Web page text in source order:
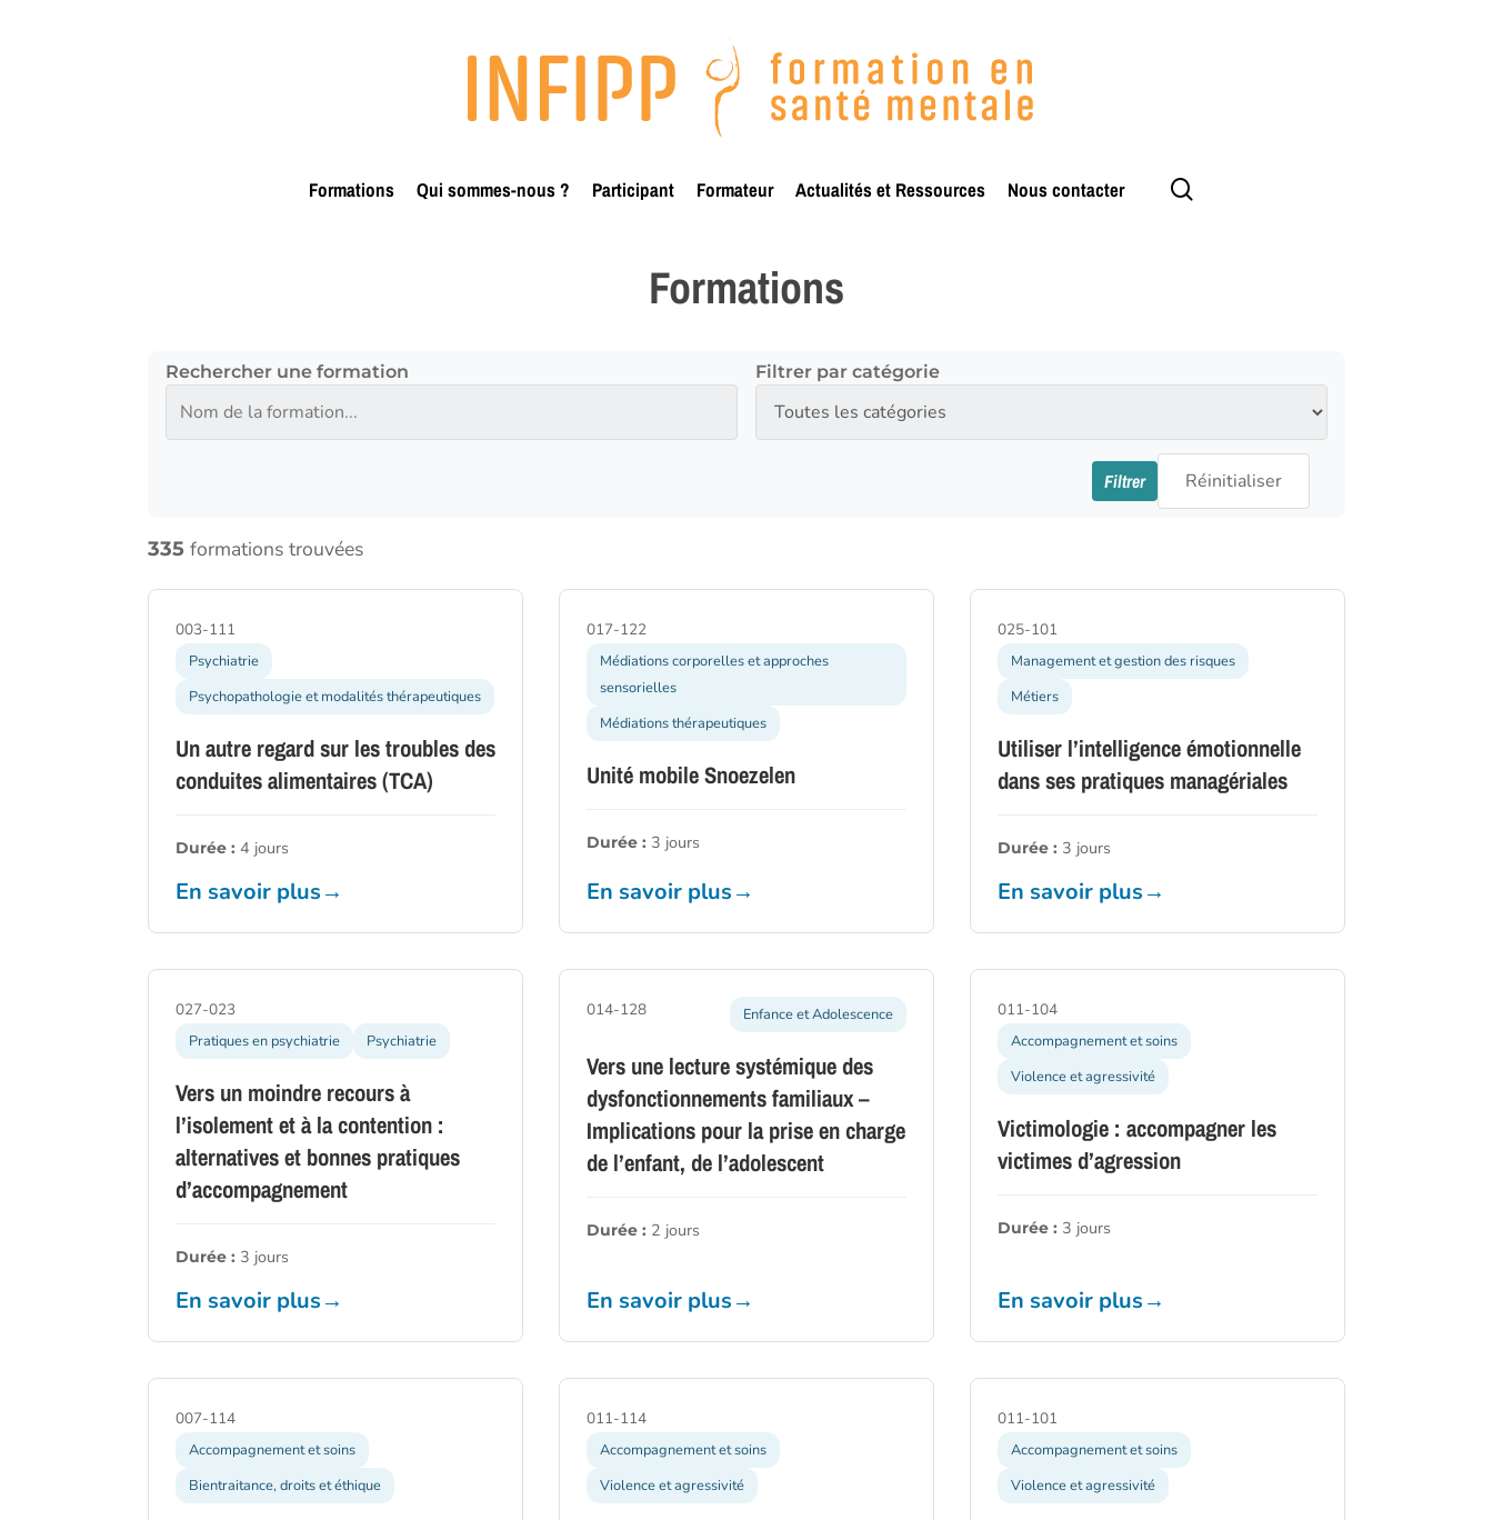
Appuyez sur Entrée pour une recherche ou ESC pour fermer
Formations Qui sommes-nous ? Participant Formateur Actualités et Ressources Nous contacter
Formations
Rechercher une formation Filtrer par catégorie
Filtrer Réinitialiser
335 formations trouvées
003-111
Psychiatrie
Psychopathologie et modalités thérapeutiques
Un autre regard sur les troubles des
conduites alimentaires (TCA)
Durée : 4 jours
En savoir plus→
017-122
Médiations corporelles et approches
sensorielles
Médiations thérapeutiques
Unité mobile Snoezelen
Durée : 3 jours
En savoir plus→
025-101
Management et gestion des risques
Métiers
Utiliser l’intelligence émotionnelle
dans ses pratiques managériales
Durée : 3 jours
En savoir plus→
027-023
Pratiques en psychiatrie Psychiatrie
Vers un moindre recours à
l’isolement et à la contention :
alternatives et bonnes pratiques
d’accompagnement
Durée : 3 jours
En savoir plus→
014-128 Enfance et Adolescence
Vers une lecture systémique des
dysfonctionnements familiaux –
Implications pour la prise en charge
de l’enfant, de l’adolescent
Durée : 2 jours
En savoir plus→
011-104
Accompagnement et soins
Violence et agressivité
Victimologie : accompagner les
victimes d’agression
Durée : 3 jours
En savoir plus→
007-114
Accompagnement et soins
Bientraitance, droits et éthique
011-114
Accompagnement et soins
Violence et agressivité
011-101
Accompagnement et soins
Violence et agressivité